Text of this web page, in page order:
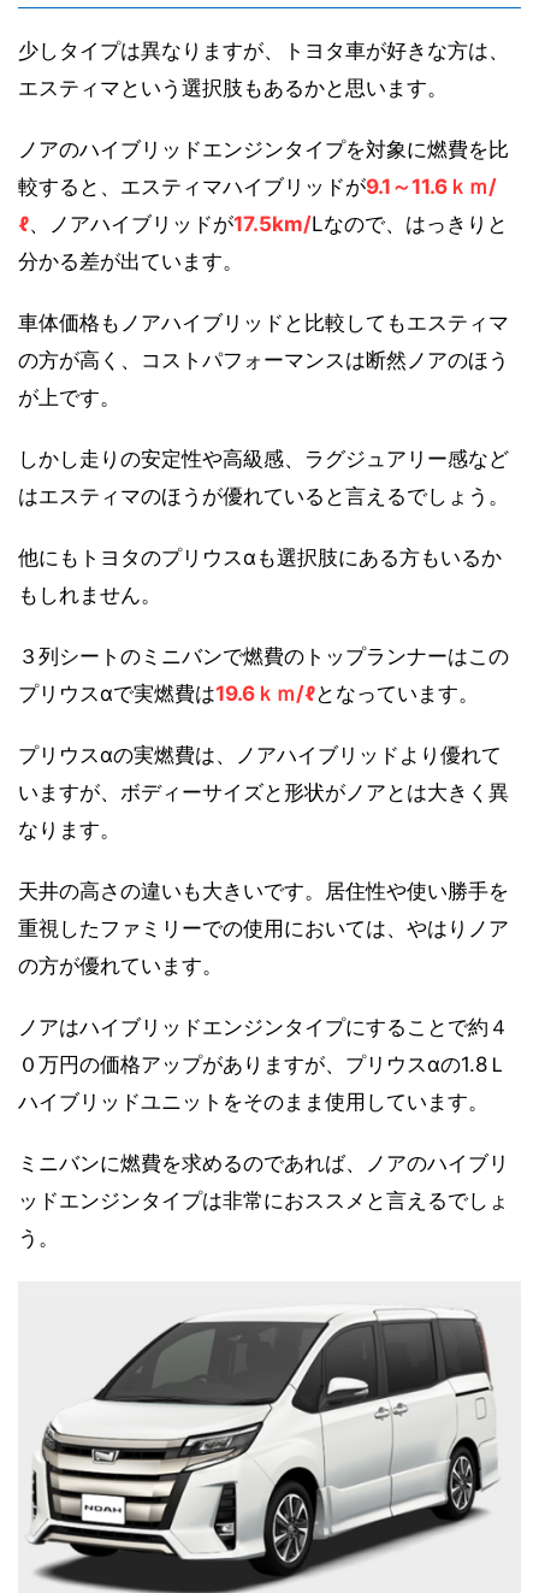
少しタイプは異なりますが、トヨタ車が好きな方は、
エスティマという選択肢もあるかと思います。
ノアのハイブリッドエンジンタイプを対象に燃費を比
較すると、エスティマハイブリッドが9.1～11.6ｋｍ/
ℓ、ノアハイブリッドが17.5km/Lなので、はっきりと
分かる差が出ています。
車体価格もノアハイブリッドと比較してもエスティマ
の方が高く、コストパフォーマンスは断然ノアのほう
が上です。
しかし走りの安定性や高級感、ラグジュアリー感など
はエスティマのほうが優れていると言えるでしょう。
他にもトヨタのプリウスαも選択肢にある方もいるか
もしれません。
３列シートのミニバンで燃費のトップランナーはこの
プリウスαで実燃費は19.6ｋｍ/ℓとなっています。
プリウスαの実燃費は、ノアハイブリッドより優れて
いますが、ボディーサイズと形状がノアとは大きく異
なります。
天井の高さの違いも大きいです。居住性や使い勝手を
重視したファミリーでの使用においては、やはりノア
の方が優れています。
ノアはハイブリッドエンジンタイプにすることで約４
０万円の価格アップがありますが、プリウスαの1.8Ｌ
ハイブリッドユニットをそのまま使用しています。
ミニバンに燃費を求めるのであれば、ノアのハイブリ
ッドエンジンタイプは非常におススメと言えるでしょ
う。